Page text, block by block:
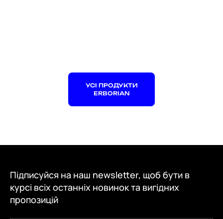
УСІ ПРОДУКТИ
ERBORIAN
Підписуйся на наш newsletter, щоб бути в
курсі всіх останніх новинок та вигідних
пропозицій